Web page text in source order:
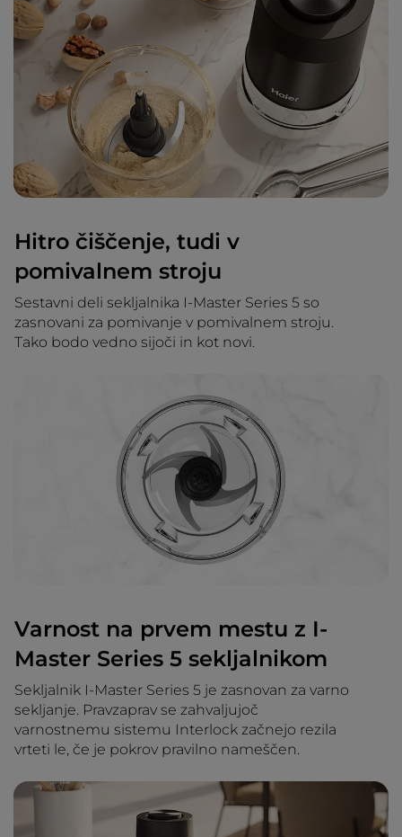
Hitro čiščenje, tudi v
pomivalnem stroju
Sestavni deli sekljalnika I-Master Series 5 so
zasnovani za pomivanje v pomivalnem stroju.
Tako bodo vedno sijoči in kot novi.
Varnost na prvem mestu z I-
Master Series 5 sekljalnikom
Sekljalnik I-Master Series 5 je zasnovan za varno
sekljanje. Pravzaprav se zahvaljujoč
varnostnemu sistemu Interlock začnejo rezila
vrteti le, če je pokrov pravilno nameščen.